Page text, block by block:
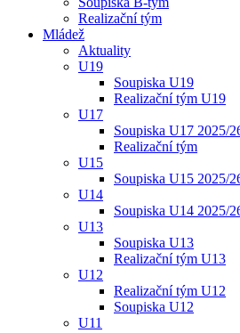
Realizační tým
Mládež
Aktuality
U19
Soupiska U19
Realizační tým U19
U17
Soupiska U17 2025/
Realizační tým
U15
Soupiska U15 2025/
U14
Soupiska U14 2025/
U13
Soupiska U13
Realizační tým U13
U12
Realizační tým U12
Soupiska U12
U11